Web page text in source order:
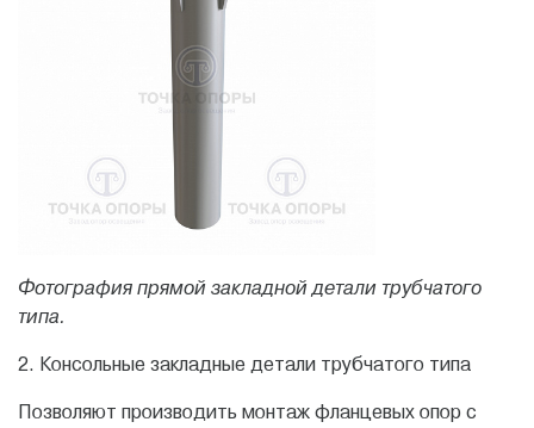
Фотография прямой закладной детали трубчатого
типа.
2. Консольные закладные детали трубчатого типа
Позволяют производить монтаж фланцевых опор с